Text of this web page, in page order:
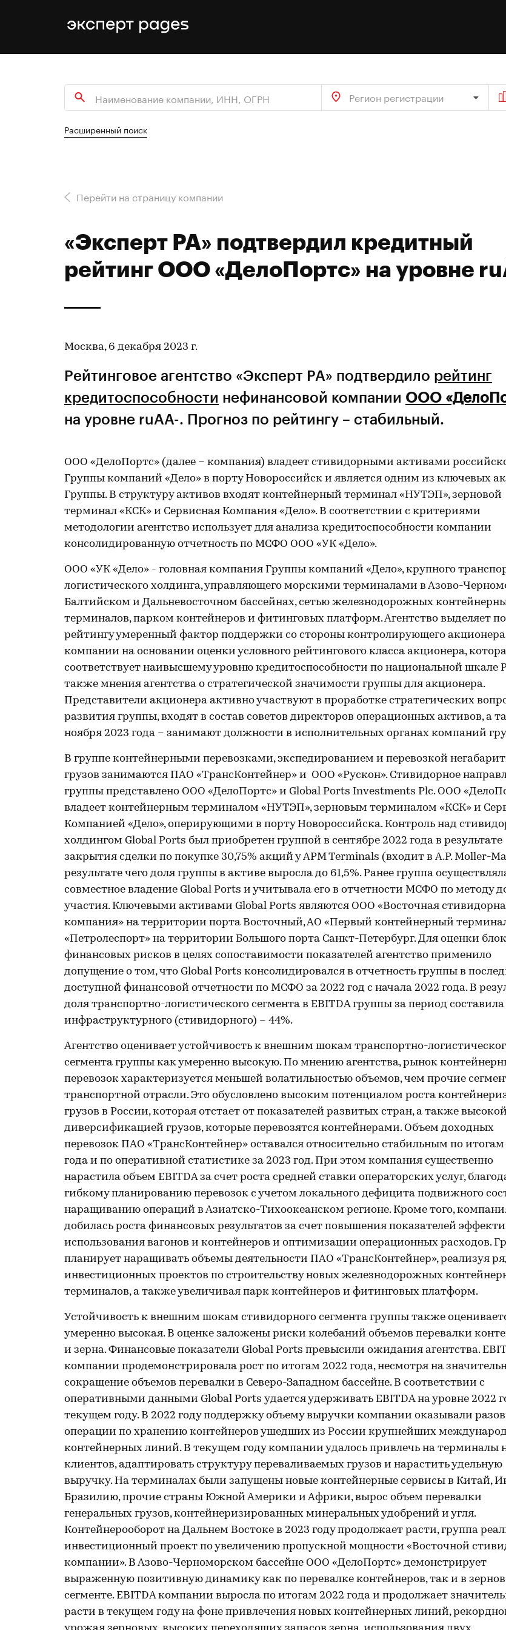
Регион регистрации
Расширенный поиск
Перейти на страницу компании
«Эксперт РА» подтвердил кредитный
рейтинг ООО «ДелоПортс» на уровне
Москва, 6 декабря 2023 г.
Рейтинговое агентство «Эксперт РА» подтвердило рейтинг
кредитоспособности нефинансовой компании ООО
на уровне ruAA-. Прогноз по рейтингу – стабильный.
ООО «ДелоПортс» (далее – компания) владеет стивидорными активами
Группы компаний «Дело» в порту Новороссийск и является одним из ключевых
Группы. В структуру активов входят контейнерный терминал «НУТЭП», зерновой
терминал «КСК» и Сервисная Компания «Дело». В соответствии с критериями
методологии агентство использует для анализа кредитоспособности компании
консолидированную отчетность по МСФО ООО «УК «Дело».
ООО «УК «Дело» - головная компания Группы компаний «Дело», крупного
логистического холдинга, управляющего морскими терминалами в Азово-
Балтийском и Дальневосточном бассейнах, сетью железнодорожных
терминалов, парком контейнеров и фитинговых платформ. Агентство выделяет по
рейтингу умеренный фактор поддержки со стороны контролирующего акционера
компании на основании оценки условного рейтингового класса акционера,
соответствует наивысшему уровню кредитоспособности по национальной шкале
также мнения агентства о стратегической значимости группы для акционера.
Представители акционера активно участвуют в проработке стратегических
развития группы, входят в состав советов директоров операционных активов, а
ноября 2023 года – занимают должности в исполнительных органах компаний
В группе контейнерными перевозками, экспедированием и перевозкой
грузов занимаются ПАО «ТрансКонтейнер» и ООО «Рускон». Стивидорное
группы представлено ООО «ДелоПортс» и Global Ports Investments Plc. ООО
владеет контейнерным терминалом «НУТЭП», зерновым терминалом «КСК» и
Компанией «Дело», оперирующими в порту Новороссийска. Контроль над
холдингом Global Ports был приобретен группой в сентябре 2022 года в результате
закрытия сделки по покупке 30,75% акций у APM Terminals (входит в A.P. Moller-
результате чего доля группы в активе выросла до 61,5%. Ранее группа
совместное владение Global Ports и учитывала его в отчетности МСФО по методу
участия. Ключевыми активами Global Ports являются ООО «Восточная
компания» на территории порта Восточный, АО «Первый контейнерный
«Петролеспорт» на территории Большого порта Санкт-Петербург. Для оценки
финансовых рисков в целях сопоставимости показателей агентство применило
допущение о том, что Global Ports консолидировался в отчетность группы в
доступной финансовой отчетности по МСФО за 2022 год с начала 2022 года. В
доля транспортно-логистического сегмента в EBITDA группы за период составила
инфраструктурного (стивидорного) – 44%.
Агентство оценивает устойчивость к внешним шокам транспортно-
сегмента группы как умеренно высокую. По мнению агентства, рынок
перевозок характеризуется меньшей волатильностью объемов, чем прочие
транспортной отрасли. Это обусловлено высоким потенциалом роста
грузов в России, которая отстает от показателей развитых стран, а также высокой
диверсификацией грузов, которые перевозятся контейнерами. Объем доходных
перевозок ПАО «ТрансКонтейнер» оставался относительно стабильным по итогам
года и по оперативной статистике за 2023 год. При этом компания существенно
нарастила объем EBITDA за счет роста средней ставки операторских услуг,
гибкому планированию перевозок с учетом локального дефицита подвижного
наращиванию операций в Азиатско-Тихоокеанском регионе. Кроме того,
добилась роста финансовых результатов за счет повышения показателей
использования вагонов и контейнеров и оптимизации операционных расходов.
планирует наращивать объемы деятельности ПАО «ТрансКонтейнер», реализуя
инвестиционных проектов по строительству новых железнодорожных
терминалов, а также увеличивая парк контейнеров и фитинговых платформ.
Устойчивость к внешним шокам стивидорного сегмента группы также
умеренно высокая. В оценке заложены риски колебаний объемов перевалки
и зерна. Финансовые показатели Global Ports превысили ожидания агентства.
компании продемонстрировала рост по итогам 2022 года, несмотря на
сокращение объемов перевалки в Северо-Западном бассейне. В соответствии с
оперативными данными Global Ports удается удерживать EBITDA на уровне 2022
текущем году. В 2022 году поддержку объему выручки компании оказывали
операции по хранению контейнеров ушедших из России крупнейших
контейнерных линий. В текущем году компании удалось привлечь на терминалы
клиентов, адаптировать структуру переваливаемых грузов и нарастить удельную
выручку. На терминалах были запущены новые контейнерные сервисы в Китай,
Бразилию, прочие страны Южной Америки и Африки, вырос объем перевалки
генеральных грузов, контейнеризированных минеральных удобрений и угля.
Контейнерооборот на Дальнем Востоке в 2023 году продолжает расти, группа
инвестиционный проект по увеличению пропускной мощности «Восточной
компании». В Азово-Черноморском бассейне ООО «ДелоПортс» демонстрирует
выраженную позитивную динамику как по перевалке контейнеров, так и в
сегменте. EBITDA компании выросла по итогам 2022 года и продолжает
расти в текущем году на фоне привлечения новых контейнерных линий,